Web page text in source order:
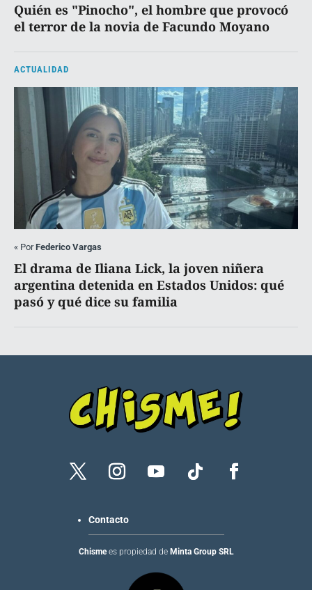
Quién es "Pinocho", el hombre que provocó
el terror de la novia de Facundo Moyano
ACTUALIDAD
« PorFederico Vargas
El drama de Iliana Lick, la joven niñera
argentina detenida en Estados Unidos: qué
pasó y qué dice su familia
Contacto
Chismees propiedad de Minta Group SRL